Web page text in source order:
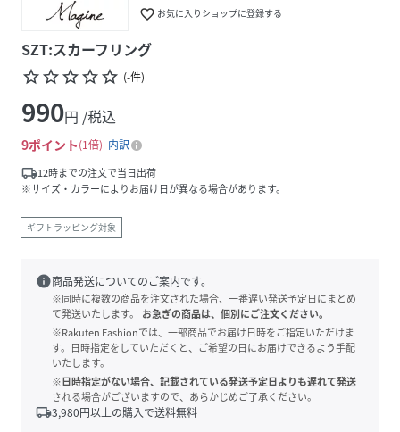
favorite_border お気に入りショップに登録する
SZT:スカーフリング
star_borderstar_borderstar_borderstar_borderstar_border (-件)
990円 /税込
9ポイント 1倍
内訳
local_shipping12時までの注文で当日出荷
※サイズ・カラーによりお届け日が異なる場合があります。
ギフトラッピング対象
info商品発送についてのご案内です。
※同時に複数の商品を注文された場合、一番遅い発送予定日にまとめ
て発送いたします。
お急ぎの商品は、個別にご注文ください。
※Rakuten Fashionでは、一部商品でお届け日時をご指定いただけま
す。日時指定をしていただくと、ご希望の日にお届けできるよう手配
いたします。
※日時指定がない場合、記載されている発送予定日よりも遅れて発送
される場合がございますので、あらかじめご了承ください。
local_shipping3,980円以上の購入で送料無料